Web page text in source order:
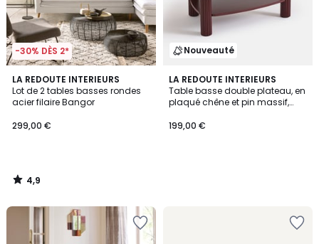
-30% DÈS 2*
LA REDOUTE INTERIEURS
Lot de 2 tables basses rondes
acier filaire Bangor
299,00 €
4,9
/ 5
4,9
/
Nouveauté
LA REDOUTE INTERIEURS
Table basse double plateau, en
plaqué chêne et pin massif,
199,00 €